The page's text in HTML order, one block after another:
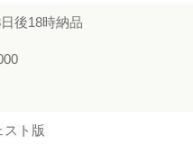
後18時納品
スト版